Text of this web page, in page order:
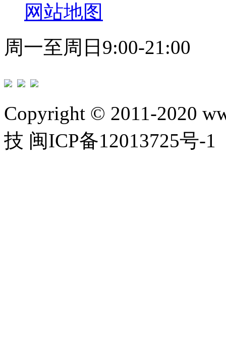
网站地图
周一至周日9:00-21:00
Copyright © 2011-2020
技 闽ICP备12013725号-1